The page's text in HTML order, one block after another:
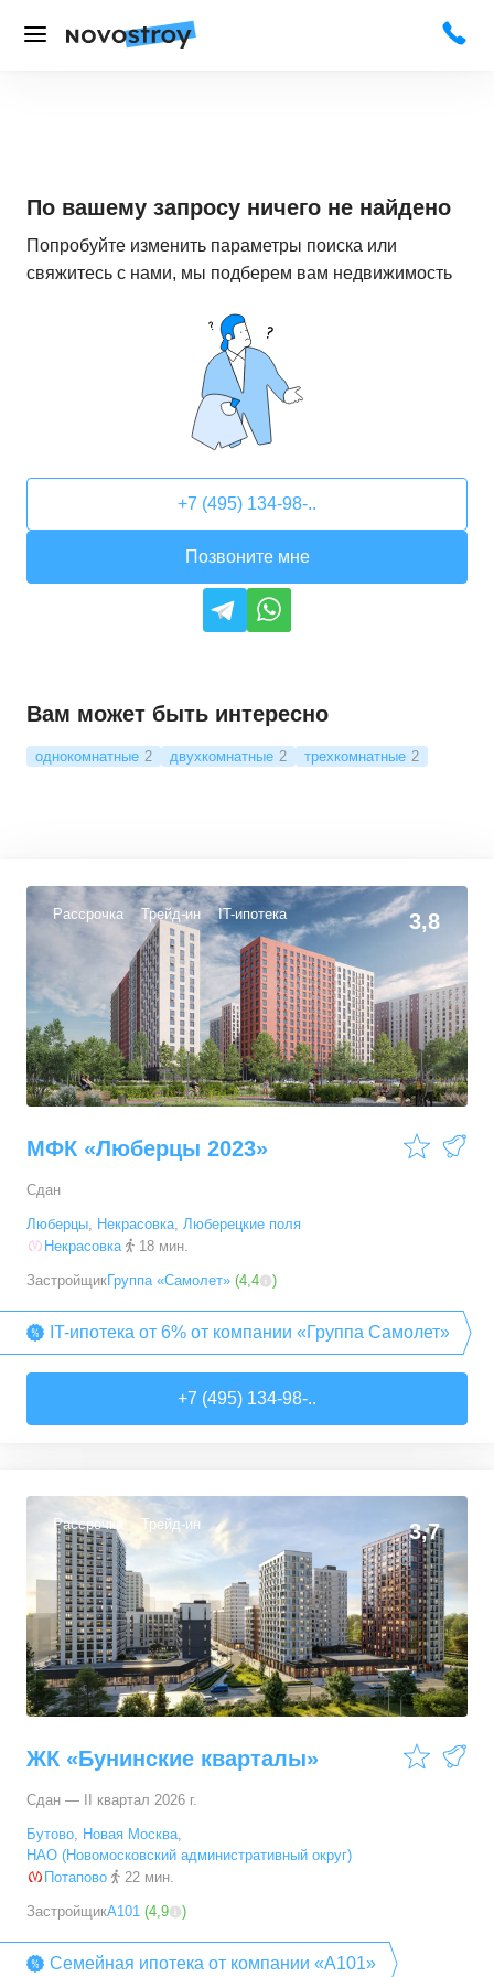
По вашему запросу ничего не найдено
Попробуйте изменить параметры поиска или
свяжитесь с нами, мы подберем вам недвижимость
+7 (495) 134-98-..
Позвоните мне
Вам может быть интересно
однокомнатные 2 двухкомнатные 2 трехкомнатные 2
Рассрочка Трейд-ин IT-ипотека 3,8
МФК «Люберцы 2023»
Сдан
Люберцы, Некрасовка, Люберецкие поля
Некрасовка
18 мин.
ЗастройщикГруппа «Самолет» (4,4 )
IT-ипотека от 6% от компании «Группа Самолет»
+7 (495) 134-98-..
Рассрочка Трейд-ин 3,7
ЖК «Бунинские кварталы»
Сдан — II квартал 2026 г.
Бутово, Новая Москва,
НАО (Новомосковский административный округ)
Потапово
22 мин.
ЗастройщикА101 (4,9 )
Семейная ипотека от компании «А101»